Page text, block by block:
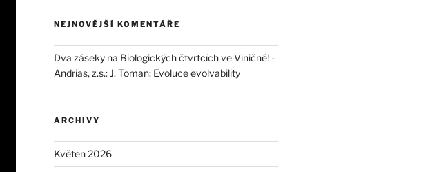
NEJNOVĚJŠÍ KOMENTÁŘE
Dva záseky na Biologických čtvrtcích ve Viničné! -
Andrias, z.s.: J. Toman: Evoluce evolvability
ARCHIVY
Květen 2026